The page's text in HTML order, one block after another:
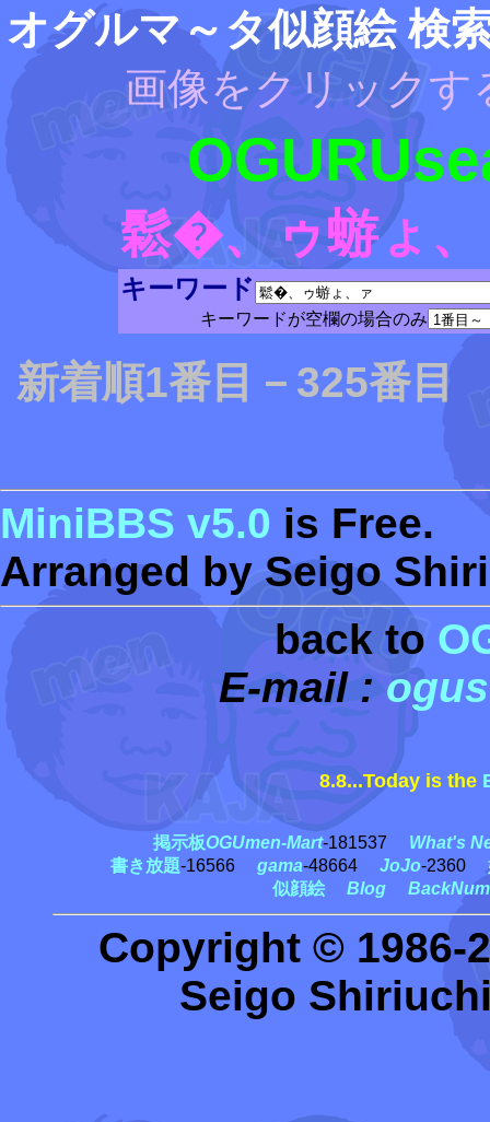
オグルマ～タ似顔絵 検
画像をクリックす
鬆�、ゥ蝣ょ
キーワード
キーワードが空欄の場合のみ
新着順1番目－325番
MiniBBS v5.0 is Free.
Arranged by Seigo
back to
E-mail :
8.8...Today is the
掲示板OGUmen-Mart-181537 What's
書き放題-16566 gama-48664 JoJo-2360
似顔絵
Blog
Copyright © 1986-
Seigo